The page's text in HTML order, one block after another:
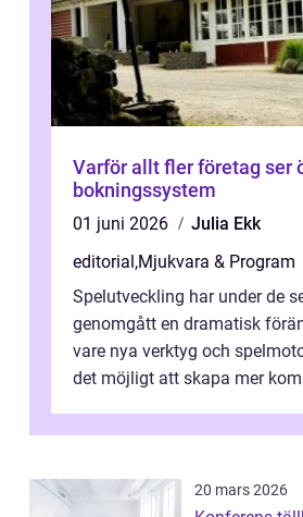
Varför allt fler företag ser
bokningssystem
01 juni 2026
Julia Ekk
editorial,Mjukvara & Program
Spelutveckling har under de
genomgått en dramatisk
vare nya verktyg och
det möjligt att skapa mer
20 mars 2026